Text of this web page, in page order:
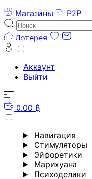
Магазины
P2P
Лотерея
Аккаунт
Выйти
0.00 ₿
Навигация
Стимуляторы
Эйфоретики
Марихуана
Психоделики